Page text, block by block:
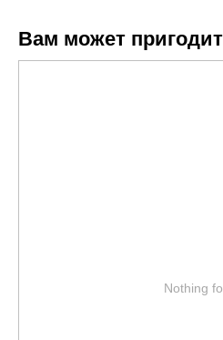
Вам может
Nothing